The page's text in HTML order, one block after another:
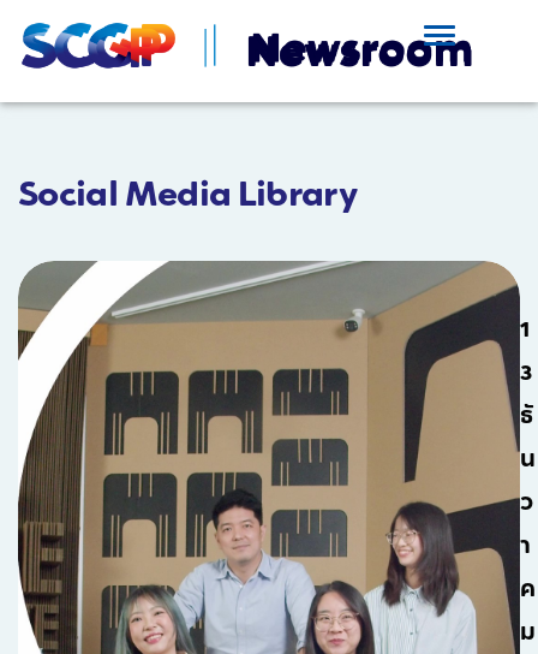
Social Media Library
1
3
ธั
น
ว
า
ค
ม